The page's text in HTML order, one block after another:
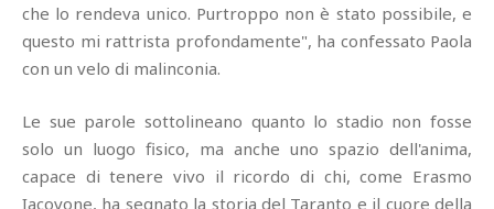
che lo rendeva unico. Purtroppo non è stato possibile, e
questo mi rattrista profondamente", ha confessato Paola
con un velo di malinconia.
Le sue parole sottolineano quanto lo stadio non fosse
solo un luogo fisico, ma anche uno spazio dell'anima,
capace di tenere vivo il ricordo di chi, come Erasmo
Iacovone, ha segnato la storia del Taranto e il cuore della